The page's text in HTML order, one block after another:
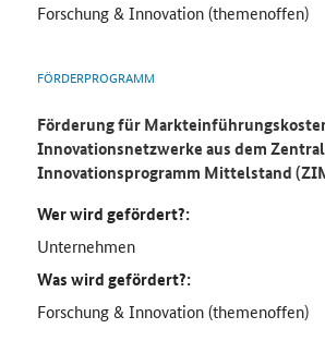
Forschung & Innovation (themenoffen)
FÖRDERPROGRAMM
Förderung für
Innovationsnetzwerke aus dem
Innovationsprogramm Mittelstand
Wer wird gefördert?:
Unternehmen
Was wird gefördert?:
Forschung & Innovation (themenoffen)